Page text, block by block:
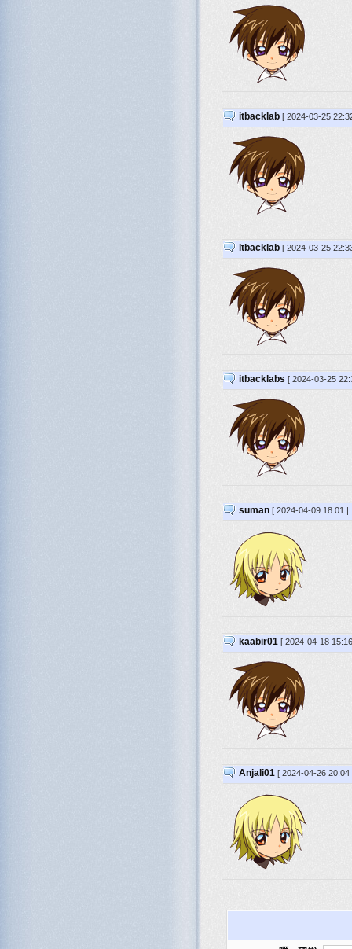
itbacklab [ 2024-03-25
itbacklab [ 2024-03-25
itbacklabs [ 2024-03-25
suman [ 2024-04-09 18:01 |
kaabir01 [ 2024-04-18
Anjali01 [ 2024-04-26